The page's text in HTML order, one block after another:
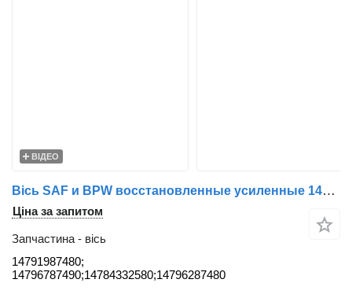
ВІДЕО
Вісь SAF и BPW восстановленные усиленные 14791987480 до причепа SKRB 9022;
Ціна за запитом
Запчастина - вісь
14791987480;
14796787490;14784332580;14796287480